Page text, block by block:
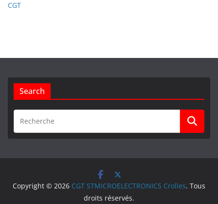
CGT
Search
Copyright © 2026 CGT STMICROELECTRONICS Crolles. Tous
droits réservés.